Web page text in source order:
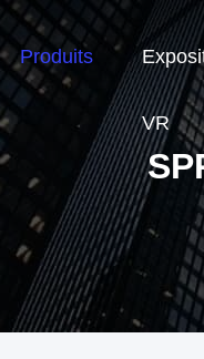
Produits
VR